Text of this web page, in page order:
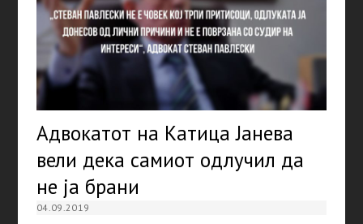
Адвокатот на Катица Јанева
вели дека самиот одлучил да
не ја брани
04.09.2019